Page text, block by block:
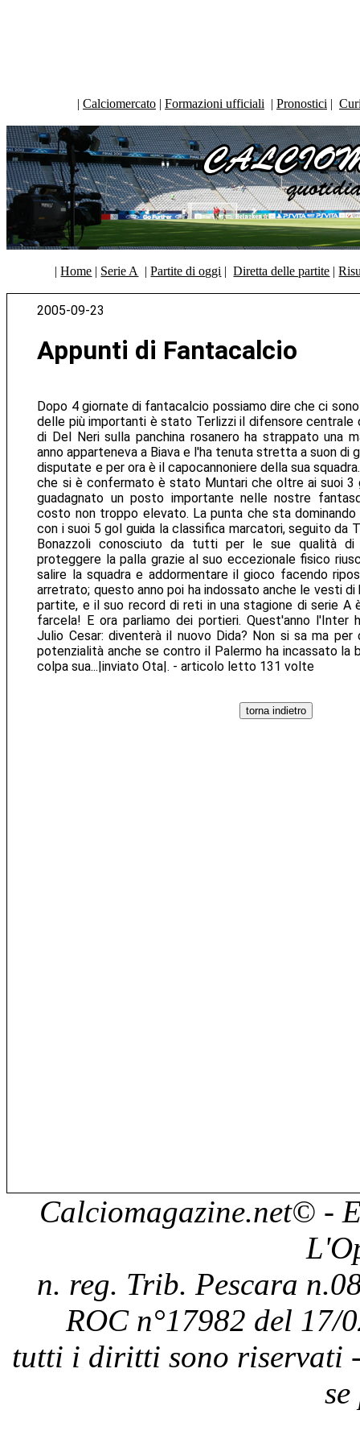
| Calciomercato | Formazioni ufficiali | Pronostici |
|Home | Serie A |Partite di oggi |Diretta delle partite |
2005-09-23
Appunti di Fantacalcio
Dopo 4 giornate di fantacalcio possiamo dire che ci
delle più importanti è stato Terlizzi il difensore centrale
di Del Neri sulla panchina rosanero ha strappato una
anno apparteneva a Biava e l'ha tenuta stretta a suon di
disputate e per ora è il capocannoniere della sua
che si è confermato è stato Muntari che oltre ai suoi
guadagnato un posto importante nelle nostre
costo non troppo elevato. La punta che sta
con i suoi 5 gol guida la classifica marcatori, seguito da
Bonazzoli conosciuto da tutti per le sue qualità
proteggere la palla grazie al suo eccezionale fisico
salire la squadra e addormentare il gioco facendo
arretrato; questo anno poi ha indossato anche le vesti di
partite, e il suo record di reti in una stagione di serie A
farcela! E ora parliamo dei portieri. Quest'anno l'Inter
Julio Cesar: diventerà il nuovo Dida? Non si sa ma
potenzialità anche se contro il Palermo ha incassato la
colpa sua...|inviato Ota|. - articolo letto 131 volte
Calciomagazine.net© -
n. reg. Trib. Pescara
ROC n°17982 del 17/
tutti i diritti sono riservati